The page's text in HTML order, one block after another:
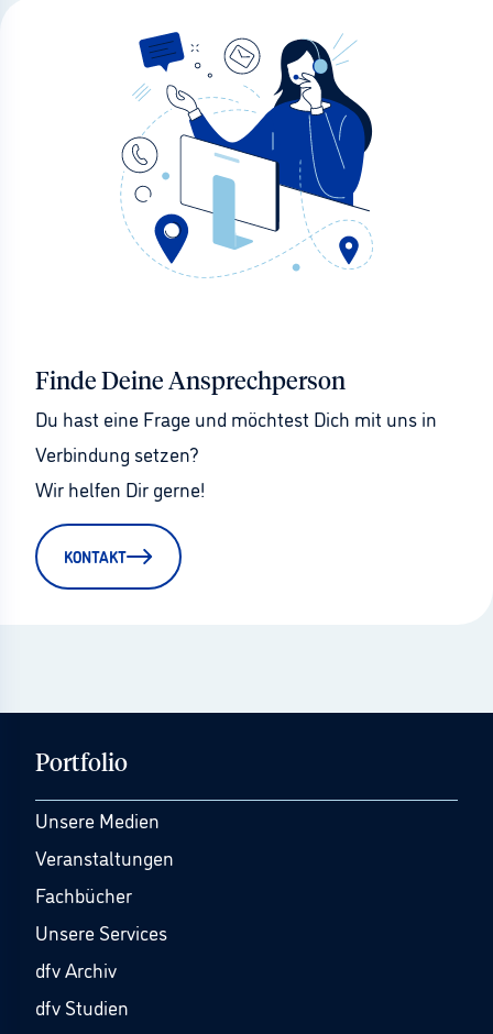
Finde Deine Ansprechperson
Du hast eine Frage und möchtest Dich mit uns in
Verbindung setzen?
Wir helfen Dir gerne!
KONTAKT
Portfolio
Unsere Medien
Veranstaltungen
Fachbücher
Unsere Services
dfv Archiv
dfv Studien